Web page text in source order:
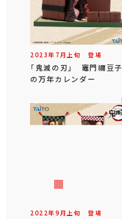
2023年 7 月 上旬 登場
「鬼滅の刃」 竈門禰豆子
の万年カレンダー
2022年9 月 上旬 登場